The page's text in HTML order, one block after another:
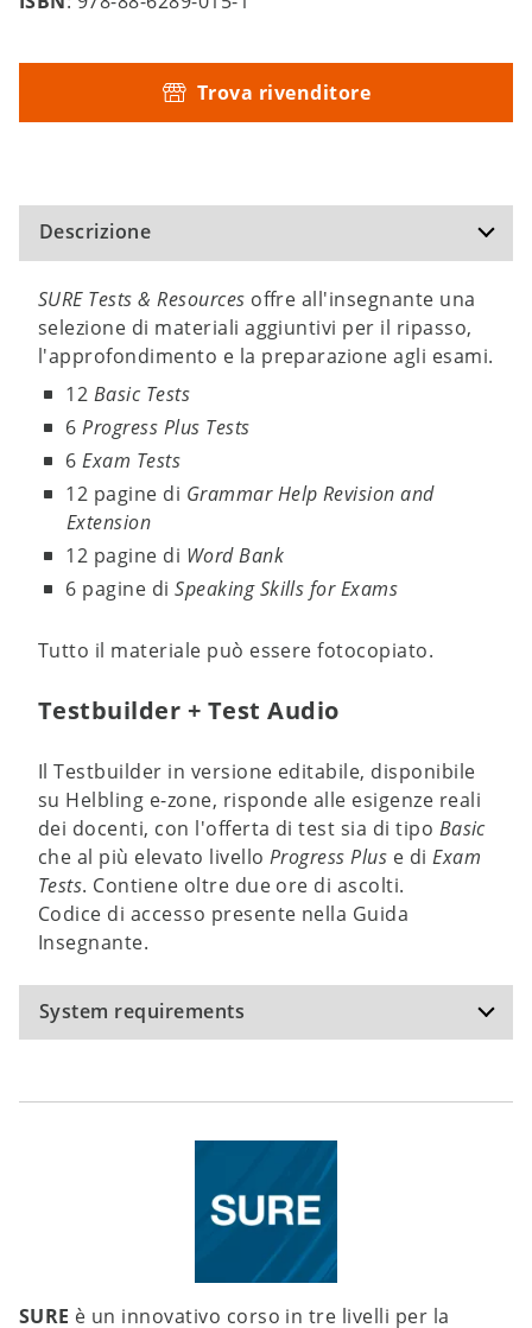
Trova rivenditore
Descrizione
SURE Tests & Resources offre all'insegnante una
selezione di materiali aggiuntivi per il ripasso,
l'approfondimento e la preparazione agli esami.
12 Basic Tests
6Progress Plus Tests
6Exam Tests
12 pagine di Grammar Help Revision and
Extension
12 pagine di Word Bank
6 pagine diSpeaking Skills for Exams
Tutto il materiale può essere fotocopiato.
Testbuilder + Test Audio
Il Testbuilder in versione editabile, disponibile
su Helbling e-zone, risponde alle esigenze reali
dei docenti, con l'offerta di test sia di tipo Basic
che al più elevato livello Progress Plus e diExam
Tests. Contiene oltre due ore di ascolti.
Codice di accesso presente nella Guida
Insegnante.
System requirements
Operating system: Windows 10, Windows 11,
macOS Monterey 12.6; hardware: internet
connection; hard disk space: 400 MB;
The software has been tested on the operating
system versions mentioned, but can potentially
be used on other versions of these operating
SURE è un innovativo corso in tre livelli per la